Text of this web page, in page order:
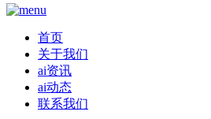
首页
关于我们
ai资讯
ai动态
联系我们